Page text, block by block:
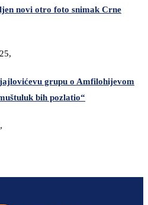
novi otro foto snimak Crne
grupu o Amfilohijevom
bih pozlatio“